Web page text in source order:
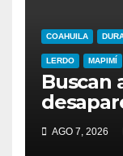
COAHUILA
LERDO MAPIMÍ
Buscan
no
de julio
AGO 7, 2026